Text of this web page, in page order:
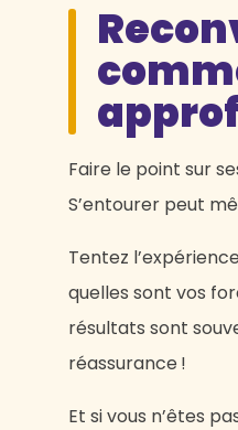
Faire le point sur
S’entourer peut
Tentez
quelles sont vos
résultats sont
réassurance !
Et si vous n’êtes